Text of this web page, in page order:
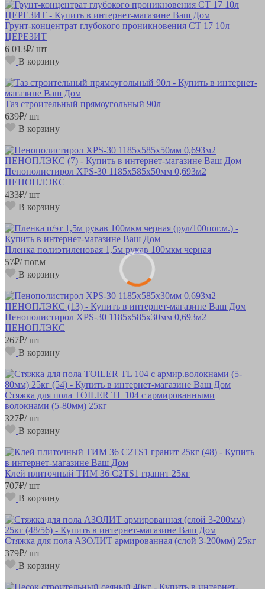
Грунт-концентрат глубокого проникновения CT 17 10л
ЦЕРЕЗИТ
6 013₽/ шт
В корзину
Таз строительный прямоугольный 90л
639₽/ шт
В корзину
Пенополистирол XPS-30 1185х585х50мм 0,693м2
ПЕНОПЛЭКС
433₽/ шт
В корзину
Пленка полиэтиленовая 1,5м рукав 100мкм черная
57₽/ пог.м
В корзину
Пенополистирол XPS-30 1185х585х30мм 0,693м2
ПЕНОПЛЭКС
267₽/ шт
В корзину
Стяжка для пола TOILER TL 104 с армированными
волокнами (5-80мм) 25кг
327₽/ шт
В корзину
Клей плиточный ТИМ 36 С2ТS1 гранит 25кг
707₽/ шт
В корзину
Стяжка для пола АЗОЛИТ армированная (слой 3-200мм) 25кг
379₽/ шт
В корзину